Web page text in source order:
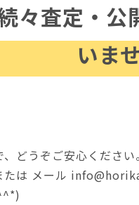
々査定・
いま
どうぞご安心ください。
は メール